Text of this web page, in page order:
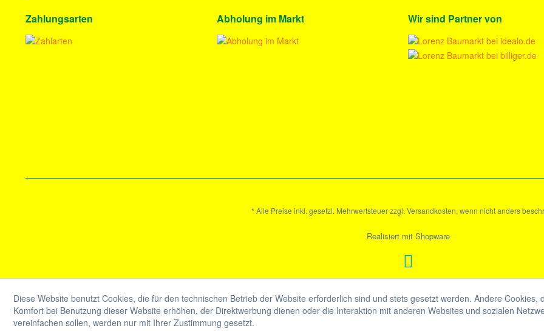
Zahlungsarten Abholung im Markt Wir sind Partner von
* Alle Preise inkl. gesetzl. Mehrwertsteuer zzgl. Versandkosten, wenn nicht anders
Realisiert mit Shopware
Diese Website benutzt Cookies, die für den technischen Betrieb der Website erforderlich sind und stets gesetzt werden. Andere Cookies,
Komfort bei Benutzung dieser Website erhöhen, der Direktwerbung dienen oder die Interaktion mit anderen Websites und sozialen
vereinfachen sollen, werden nur mit Ihrer Zustimmung gesetzt.